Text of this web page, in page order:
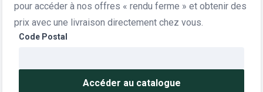
pour accéder à nos offres « rendu ferme » et obtenir des
prix avec une livraison directement chez vous.
Code Postal
Accéder au catalogue